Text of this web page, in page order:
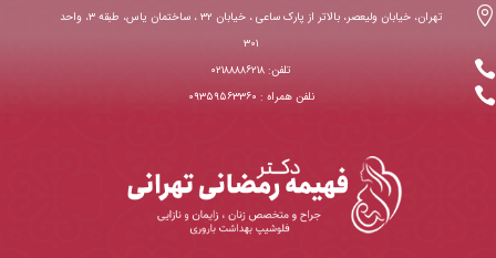

تهران، خیابان ولیعصر، بالاتر از پارک ساعی ، خیابان ۳۲ ، ساختمان یاس، طبقه ۳، واحد
۳۰۱
 تلفن: ۰۲۱۸۸۸۸۶۲۱۸
 نلفن همراه : ۰۹۳۵۹۵۶۳۳۶۰